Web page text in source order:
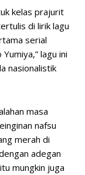
kelas prajurit
di lirik lagu
serial
lagu ini
nasionalistik
masa
nafsu
merah di
adegan
mungkin juga